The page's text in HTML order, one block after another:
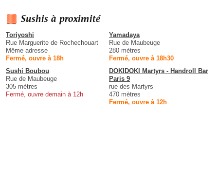
Sushis à proximité
Toriyoshi
Rue Marguerite de Rochechouart
Même adresse
Fermé, ouvre à 18h
Yamadaya
Rue de Maubeuge
280 mètres
Fermé, ouvre à 18h30
Sushi Boubou
Rue de Maubeuge
305 mètres
Fermé, ouvre demain à 12h
DOKIDOKI Martyrs - Handroll Bar
Paris 9
rue des Martyrs
470 mètres
Fermé, ouvre à 12h